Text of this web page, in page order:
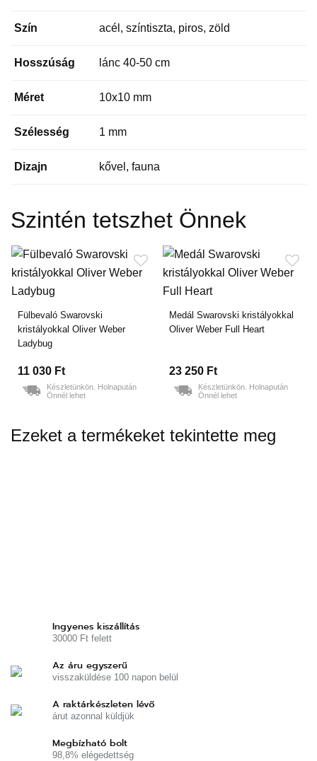
Szín acél, színtiszta, piros, zöld
Hosszúság lánc 40-50 cm
Méret 10x10 mm
Szélesség 1 mm
Dizajn kővel, fauna
Szintén tetszhet Önnek
Fülbevaló Swarovski
kristályokkal Oliver Weber
Ladybug
11 030 Ft
Készletünkön. Holnapután
Önnél lehet
Medál Swarovski kristályokkal
Oliver Weber Full Heart
23 250 Ft
Készletünkön. Holnapután
Önnél lehet
Ezeket a termékeket tekintette meg
Ingyenes kiszállítás
30000 Ft felett
Az áru egyszerű
visszaküldése 100 napon belül
A raktárkészleten lévő
árut azonnal küldjük
Megbízható bolt
98,8% elégedettség